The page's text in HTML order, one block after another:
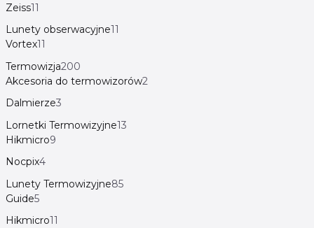
Zeiss11
Lunety obserwacyjne11
Vortex11
Termowizja200
Akcesoria do termowizorów2
Dalmierze3
Lornetki Termowizyjne13
Hikmicro9
Nocpix4
Lunety Termowizyjne85
Guide5
Hikmicro11